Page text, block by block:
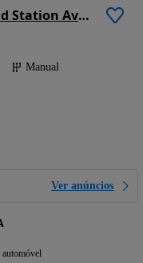
Mercedes-Benz C 220 (BlueTEC) d Station Avantgarde
Manual
Ver anúncios
automóvel